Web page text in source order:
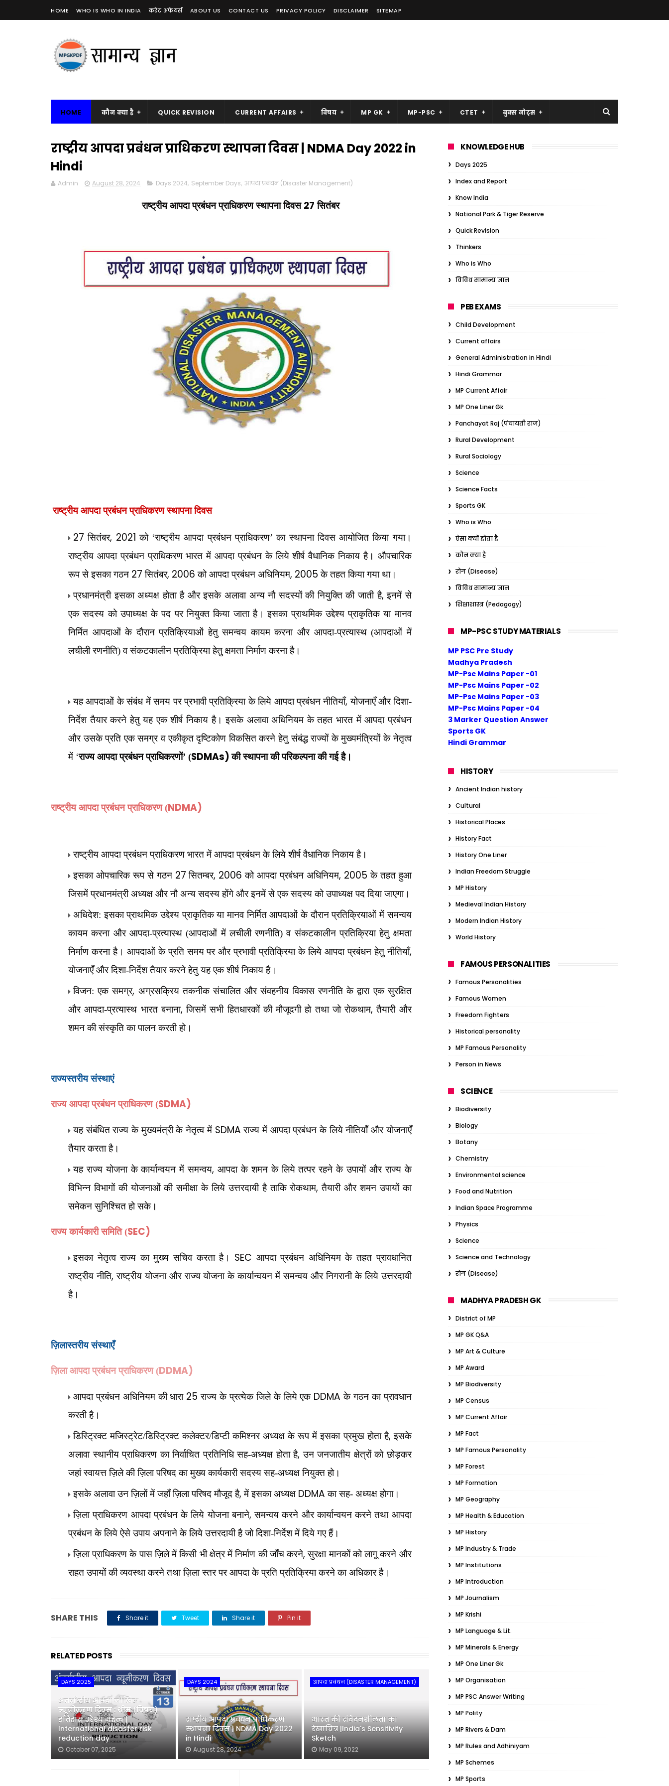
HOME WHO IS WHO IN INDIA करेंट अफेयर्स ABOUT US CONTACT US PRIVACY POLICY DISCLAIMER SITEMAP
HOME कौन क्या है QUICK REVISION CURRENT AFFAIRS विषय MP GK MP-PSC CTET बुक्स नोट्स
राष्ट्रीय आपदा प्रबंधन प्राधिकरण स्थापना दिवस | NDMA Day 2022 in
Hindi
Admin August 28, 2024 Days 2024, September Days, आपदा प्रबंधन (Disaster Management)
राष्ट्रीय आपदा प्रबंधन प्राधिकरण स्थापना दिवस 27 सितंबर
राष्ट्रीय आपदा प्रबंधन प्राधिकरण स्थापना दिवस
27 सितंबर, 2021 को ‘राष्ट्रीय आपदा प्रबंधन प्राधिकरण’ का स्थापना दिवस आयोजित किया गया।
राष्ट्रीय आपदा प्रबंधन प्राधिकरण भारत में आपदा प्रबंधन के लिये शीर्ष वैधानिक निकाय है। औपचारिक
रूप से इसका गठन 27 सितंबर, 2006 को आपदा प्रबंधन अधिनियम, 2005 के तहत किया गया था।
प्रधानमंत्री इसका अध्यक्ष होता है और इसके अलावा अन्य नौ सदस्यों की नियुक्ति की जाती है,इनमें से
एक सदस्य को उपाध्यक्ष के पद पर नियुक्त किया जाता है। इसका प्राथमिक उद्देश्य प्राकृतिक या मानव
निर्मित आपदाओं के दौरान प्रतिक्रियाओं हेतु समन्वय कायम करना और आपदा-प्रत्यास्थ (आपदाओं में
लचीली रणनीति) व संकटकालीन प्रतिक्रिया हेतु क्षमता निर्माण करना है।
यह आपदाओं के संबंध में समय पर प्रभावी प्रतिक्रिया के लिये आपदा प्रबंधन नीतियाँ,योजनाएँ और दिशा-
निर्देश तैयार करने हेतु यह एक शीर्ष निकाय है। इसके अलावा अधिनियम के तहत भारत में आपदा प्रबंधन
और उसके प्रति एक समग्र व एकीकृत दृष्टिकोण विकसित करने हेतु संबंद्ध राज्यों के मुख्यमंत्रियों के नेतृत्व
में ‘राज्य आपदा प्रबंधन प्राधिकरणों’ (SDMAs)की स्थापना की परिकल्पना की गई है।
राष्ट्रीय आपदा प्रबंधन प्राधिकरण (NDMA)
राष्ट्रीय आपदा प्रबंधन प्राधिकरण भारत में आपदा प्रबंधन के लिये शीर्ष वैधानिक निकाय है।
इसका ओपचारिक रूप से गठन 27 सितम्बर, 2006 को आपदा प्रबंधन अधिनियम, 2005 के तहत हुआ
जिसमें प्रधानमंत्री अध्यक्ष और नौ अन्य सदस्य होंगे और इनमें से एक सदस्य को उपाध्यक्ष पद दिया जाएगा।
अधिदेश: इसका प्राथमिक उद्देश्य प्राकृतिक या मानव निर्मित आपदाओं के दौरान प्रतिक्रियाओं में समन्वय
कायम करना और आपदा-प्रत्यास्थ (आपदाओं में लचीली रणनीति) व संकटकालीन प्रतिक्रिया हेतु क्षमता
निर्माण करना है। आपदाओं के प्रति समय पर और प्रभावी प्रतिक्रिया के लिये आपदा प्रबंधन हेतु नीतियाँ,
योजनाएँ और दिशा-निर्देश तैयार करने हेतु यह एक शीर्ष निकाय है।
विजन: एक समग्र, अग्रसक्रिय तकनीक संचालित और संवहनीय विकास रणनीति के द्वारा एक सुरक्षित
और आपदा-प्रत्यास्थ भारत बनाना,जिसमें सभी हितधारकों की मौजूदगी हो तथा जो रोकथाम,तैयारी और
शमन की संस्कृति का पालन करती हो।
राज्यस्तरीय संस्थाएं
राज्य आपदा प्रबंधन प्राधिकरण (SDMA)
यह संबंधित राज्य के मुख्यमंत्री के नेतृत्व में SDMAराज्य में आपदा प्रबंधन के लिये नीतियाँ और योजनाएँ
तैयार करता है।
यह राज्य योजना के कार्यान्वयन में समन्वय,आपदा के शमन के लिये तत्पर रहने के उपायों और राज्य के
विभिन्न विभागों की योजनाओं की समीक्षा के लिये उत्तरदायी है ताकि रोकथाम,तैयारी और शमन उपायों का
समेकन सुनिश्चित हो सके।
राज्य कार्यकारी समिति (SEC)
इसका नेतृत्व राज्य का मुख्य सचिव करता है। SEC आपदा प्रबंधन अधिनियम के तहत प्रावधानित
राष्ट्रीय नीति,राष्ट्रीय योजना और राज्य योजना के कार्यान्वयन में समन्वय और निगरानी के लिये उत्तरदायी
है।
ज़िलास्तरीय संस्थाएँ
ज़िला आपदा प्रबंधन प्राधिकरण (DDMA)
आपदा प्रबंधन अधिनियम की धारा 25 राज्य के प्रत्येक जिले के लिये एक DDMAके गठन का प्रावधान
करती है।
डिस्ट्रिक्ट मजिस्ट्रेट/डिस्ट्रिक्ट कलेक्टर/डिप्टी कमिश्नर अध्यक्ष के रूप में इसका प्रमुख होता है,इसके
अलावा स्थानीय प्राधिकरण का निर्वाचित प्रतिनिधि सह-अध्यक्ष होता है,उन जनजातीय क्षेत्रों को छोड़कर
जहां स्वायत्त ज़िले की ज़िला परिषद का मुख्य कार्यकारी सदस्य सह-अध्यक्ष नियुक्त हो।
इसके अलावा उन ज़िलों में जहाँ ज़िला परिषद मौजूद है,में इसका अध्यक्ष DDMAका सह- अध्यक्ष होगा।
ज़िला प्राधिकरण आपदा प्रबंधन के लिये योजना बनाने,समन्वय करने और कार्यान्वयन करने तथा आपदा
प्रबंधन के लिये ऐसे उपाय अपनाने के लिये उत्तरदायी है जो दिशा-निर्देश में दिये गए हैं।
ज़िला प्राधिकरण के पास ज़िले में किसी भी क्षेत्र में निर्माण की जाँच करने,सुरक्षा मानकों को लागू करने और
राहत उपायों की व्यवस्था करने तथा ज़िला स्तर पर आपदा के प्रति प्रतिक्रिया करने का अधिकार है।
SHARE THIS Share it Tweet Share it Pin it
RELATED POSTS
DAYS 2025
अंतर्राष्ट्रीय आपदा जोखिम
न्यूनीकरण दिवस : थीम (विषय)
इतिहास उद्देश्य महत्व |
International disaster risk
reduction day
October 07, 2025
DAYS 2024
राष्ट्रीय आपदा प्रबंधन प्राधिकरण
स्थापना दिवस | NDMA Day 2022
in Hindi
August 28, 2024
आपदा प्रबंधन (DISASTER MANAGEMENT)
भारत की संवेदनशीलता का
रेखाचित्र |India's Sensitivity
Sketch
May 09, 2022
KNOWLEDGE HUB
Days 2025
Index and Report
Know India
National Park & Tiger Reserve
Quick Revision
Thinkers
Who is Who
विविध सामान्य ज्ञान
PEB EXAMS
Child Development
Current affairs
General Administration in Hindi
Hindi Grammar
MP Current Affair
MP One Liner Gk
Panchayat Raj (पंचायती राज)
Rural Development
Rural Sociology
Science
Science Facts
Sports GK
Who is Who
ऐसा क्यों होता है
कौन क्या है
रोग (Disease)
विविध सामान्य ज्ञान
शिक्षाशास्त्र (Pedagogy)
MP-PSC STUDY MATERIALS
MP PSC Pre Study
Madhya Pradesh
MP-Psc Mains Paper -01
MP-Psc Mains Paper -02
MP-Psc Mains Paper -03
MP-Psc Mains Paper -04
3 Marker Question Answer
Sports GK
Hindi Grammar
HISTORY
Ancient Indian history
Cultural
Historical Places
History Fact
History One Liner
Indian Freedom Struggle
MP History
Medieval Indian History
Modern Indian History
World History
FAMOUS PERSONALITIES
Famous Personalities
Famous Women
Freedom Fighters
Historical personality
MP Famous Personality
Person in News
SCIENCE
Biodiversity
Biology
Botany
Chemistry
Environmental science
Food and Nutrition
Indian Space Programme
Physics
Science
Science and Technology
रोग (Disease)
MADHYA PRADESH GK
District of MP
MP GK Q&A
MP Art & Culture
MP Award
MP Biodiversity
MP Census
MP Current Affair
MP Fact
MP Famous Personality
MP Forest
MP Formation
MP Geography
MP Health & Education
MP History
MP Industry & Trade
MP Institutions
MP Introduction
MP Journalism
MP Krishi
MP Language & Lit.
MP Minerals & Energy
MP One Liner Gk
MP Organisation
MP PSC Answer Writing
MP Polity
MP Rivers & Dam
MP Rules and Adhiniyam
MP Schemes
MP Sports